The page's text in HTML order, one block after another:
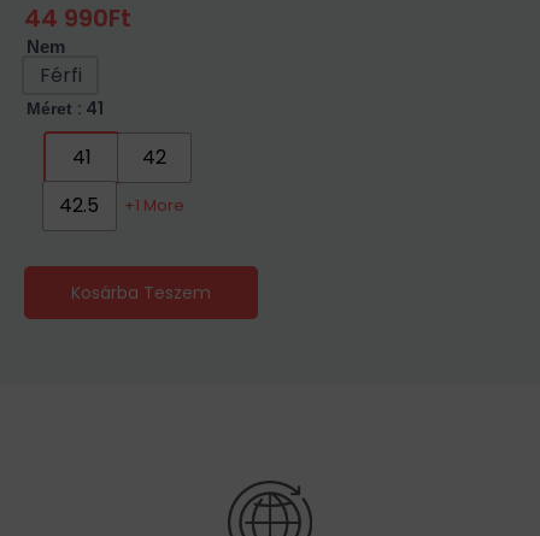
Was:
54
990Ft.
44 990Ft
Is:
44
990Ft.
Nem
Férfi
Méret : 41
41
42
42.5
+1 More
Kosárba Teszem